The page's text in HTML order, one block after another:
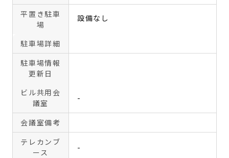
平置き駐車
場
設備なし
駐車場詳細
駐車場情報
更新日
ビル共用会
議室
-
会議室備考
テレカンブ
ース
-